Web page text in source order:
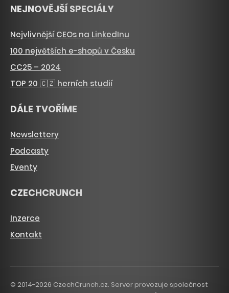
NEJNOVĚJŠÍ SPECIÁLY
Nejvlivnější CEOs na LinkedInu
100 největších e-shopů v Česku
CC25 – 2024
TOP 20 🇨🇿 herních studií
DÁLE TVOŘÍME
Newslettery
Podcasty
Eventy
CZECHCRUNCH
Inzerce
Kontakt
© 2014-2026 CzechCrunch.cz. Server provozuje společnost